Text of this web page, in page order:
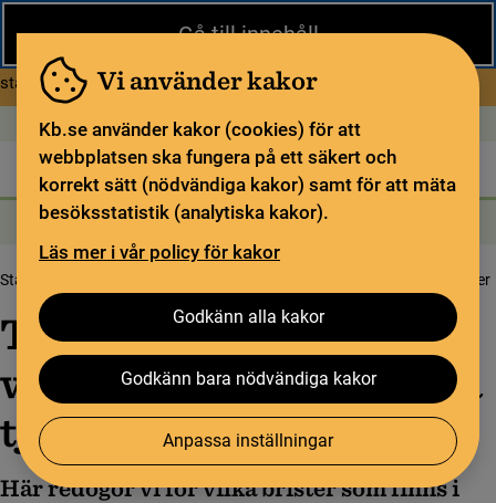
Gå till innehåll
Under sommaren har KB begränsad service och särskilda
öppettider. Vissa veckor är en del funktioner och samlingar
stängda.Läs mer om Begränsad service i sommar
Vi använder kakor
Kb.se använder kakor (cookies) för att
webbplatsen ska fungera på ett säkert och
korrekt sätt (nödvändiga kakor) samt för att mäta
besöksstatistik (analytiska kakor).
Läs mer i vår policy för kakor
Godkänn alla kakor
Godkänn bara nödvändiga kakor
Anpassa inställningar
Öppet idag: 9–17In English
Biblioteket För bibliotekssektorn Pliktleverans och ISBN
Sök Sök
Söktjänster
Startsida Tillgänglighet på KB:s webbplatser och digitala tjänster
Tillgänglighet på KB:s
webbplatser och digitala
tjänster
Här redogör vi för vilka brister som finns i